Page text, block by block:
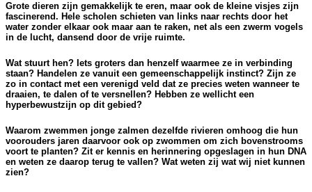
Grote dieren zijn gemakkelijk te eren, maar ook de kleine visjes zijn
fascinerend. Hele scholen schieten van links naar rechts door het
water zonder elkaar ook maar aan te raken, net als een zwerm vogels
in de lucht, dansend door de vrije ruimte.
Wat stuurt hen? Iets groters dan henzelf waarmee ze in verbinding
staan? Handelen ze vanuit een gemeenschappelijk instinct? Zijn ze
zo in contact met een verenigd veld dat ze precies weten wanneer te
draaien, te dalen of te versnellen? Hebben ze wellicht een
hyperbewustzijn op dit gebied?
Waarom zwemmen jonge zalmen dezelfde rivieren omhoog die hun
voorouders jaren daarvoor ook op zwommen om zich bovenstrooms
voort te planten? Zit er kennis en herinnering opgeslagen in hun DNA
en weten ze daarop terug te vallen? Wat weten zij wat wij niet kunnen
zien?